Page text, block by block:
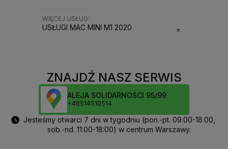
WIĘCEJ USŁUG:
USŁUGI MAC MINI M1 2020
ZNAJDŹ NASZ SERWIS
ALEJA SOLIDARNOŚCI 95/99
+48514510514
Jesteśmy otwarci 7 dni w tygodniu (pon.-pt. 09:00-18:00,
sob.-nd. 11:00-18:00) w centrum Warszawy.